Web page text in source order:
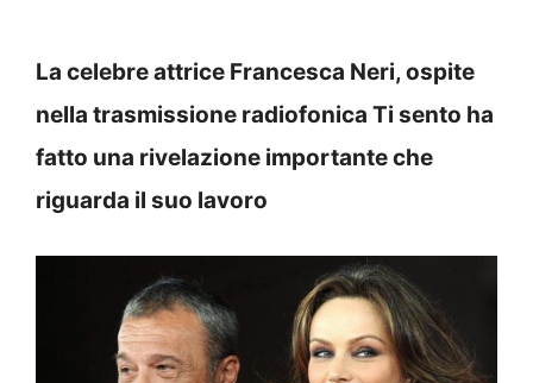
La celebre attrice Francesca Neri, ospite
nella trasmissione radiofonica Ti sento ha
fatto una rivelazione importante che
riguarda il suo lavoro